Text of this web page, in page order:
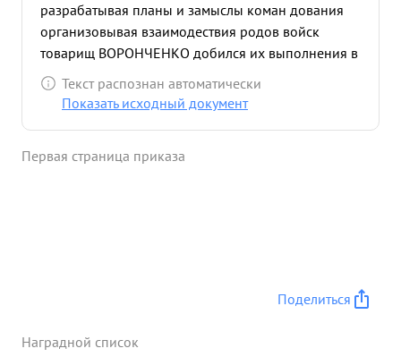
разрабатывая планы и замыслы коман дования
организовывая взаимодествия родов войск
товарищ ВОРОНЧЕНКО добился их выполнения в
результате чего части корпуса успешно с боем
продвигались вперед уничтожив :- 6481 солдат и
Самоходных пушек -27, Тягачей 44 Бронемашин
Текст распознан автоматически
Показать исходный документ
Первая страница приказа
Поделиться
Наградной список